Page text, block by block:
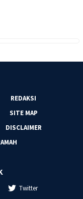
REDAKSI
SITE MAP
DISCLAIMER
Twitter